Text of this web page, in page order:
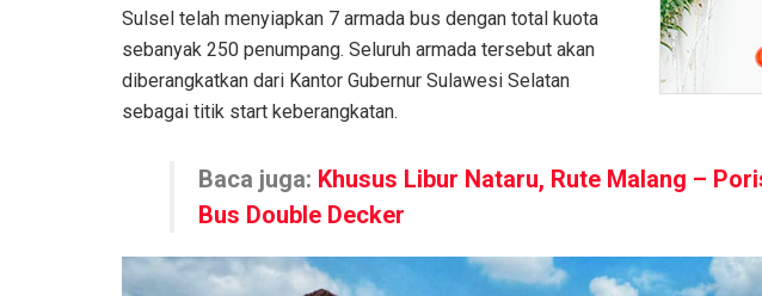
Sulsel telah menyiapkan 7 armada bus dengan total kuota
sebanyak 250 penumpang. Seluruh armada tersebut akan
diberangkatkan dari Kantor Gubernur Sulawesi Selatan
sebagai titik start keberangkatan.
Baca juga: Khusus Libur Nataru, Rute Malang –
Bus Double Decker